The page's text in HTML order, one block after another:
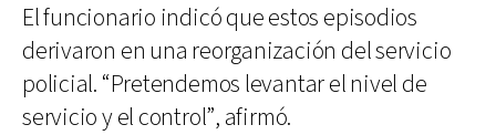
El funcionario indicó que estos episodios
derivaron en una reorganización del servicio
policial. “Pretendemos levantar el nivel de
servicio y el control”, afirmó.